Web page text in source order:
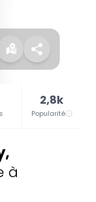
2,8k
Popularité
,
à